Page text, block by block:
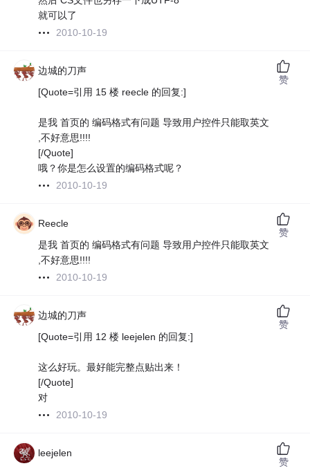
就可以了
2010-10-19
边城的刀声
[Quote=引用 15 楼 reecle 的回复:]
是我 首页的 编码格式有问题 导致用户控件只能取英文
,不好意思!!!!
[/Quote]
哦？你是怎么设置的编码格式呢？
2010-10-19
赞
Reecle
是我 首页的 编码格式有问题 导致用户控件只能取英文
,不好意思!!!!
2010-10-19
赞
边城的刀声
[Quote=引用 12 楼 leejelen 的回复:]
这么好玩。最好能完整点贴出来！
[/Quote]
对
2010-10-19
赞
leejelen
赞